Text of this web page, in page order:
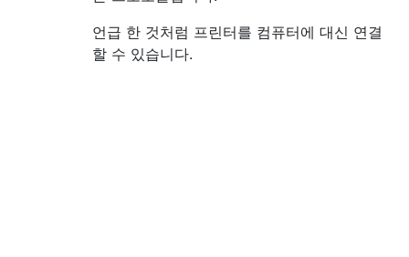
언급 한 것처럼 프린터를 컴퓨터에 대신 연결
할 수 있습니다.